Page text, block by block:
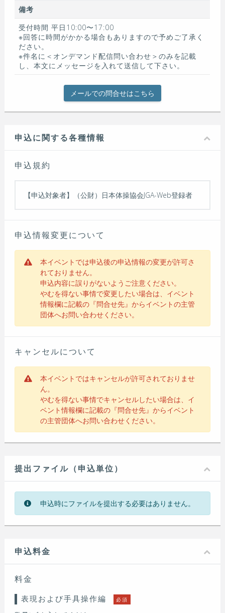
備考
受付時間 平⽇10:00〜17:00
※回答に時間がかかる場合もありますので予めご了承く
ださい。
※件名に＜オンデマンド配信問い合わせ＞のみを記載
し、本文にメッセージを入れて送信して下さい。
メールでの問合せはこちら
申込に関する各種情報
申込規約
【申込対象者】（公財）⽇本体操協会JGA-Web登録者
申込情報変更について
本イベントでは申込後の申込情報の変更が許可さ
れておりません。
申込内容に誤りがないようご注意ください。
やむを得ない事情で変更したい場合は、イベント
情報欄に記載の『問合せ先』からイベントの主管
団体へお問い合わせください。
キャンセルについて
本イベントではキャンセルが許可されておりませ
ん。
やむを得ない事情でキャンセルしたい場合は、イ
ベント情報欄に記載の『問合せ先』からイベント
の主管団体へお問い合わせください。
提出ファイル（申込単位）
申込時にファイルを提出する必要はありません。
申込料金
料金
表現および手具操作編 必須